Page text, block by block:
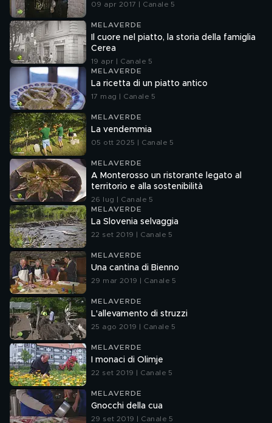
09 apr 2017 | Canale 5
MELAVERDE
Il cuore nel piatto, la storia della famiglia
Cerea
19 apr | Canale 5
MELAVERDE
La ricetta di un piatto antico
17 mag | Canale 5
MELAVERDE
La vendemmia
05 ott 2025 | Canale 5
MELAVERDE
A Monterosso un ristorante legato al
territorio e alla sostenibilità
26 lug | Canale 5
MELAVERDE
La Slovenia selvaggia
22 set 2019 | Canale 5
MELAVERDE
Una cantina di Bienno
29 mar 2019 | Canale 5
MELAVERDE
L'allevamento di struzzi
25 ago 2019 | Canale 5
MELAVERDE
I monaci di Olimje
22 set 2019 | Canale 5
MELAVERDE
Gnocchi della cua
29 set 2019 | Canale 5